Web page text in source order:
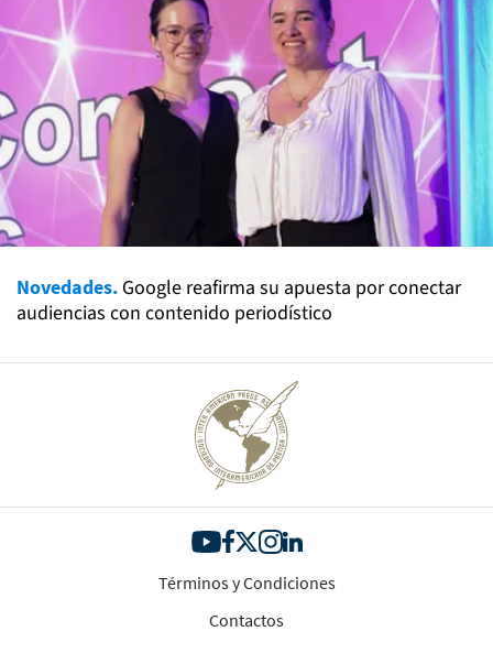
Novedades. Google reafirma su apuesta por conectar
audiencias con contenido periodístico
Términos y Condiciones
Contactos